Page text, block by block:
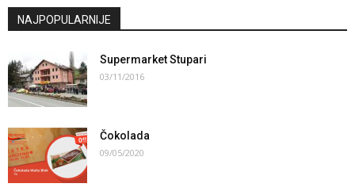
NAJPOPULARNIJE
Supermarket Stupari
03/11/2016
Čokolada
09/05/2020